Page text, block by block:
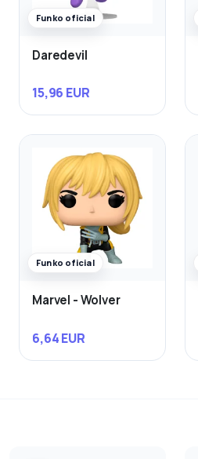
Funko oficial
Daredevil
15,96 EUR
Funko oficial
Marvel - Wolver
6,64 EUR